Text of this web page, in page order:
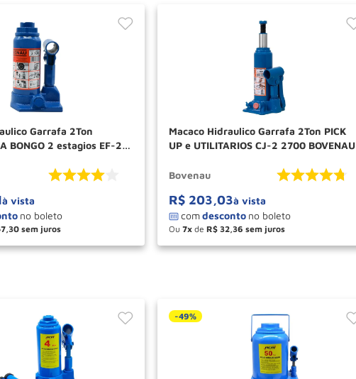
Garrafa 2Ton
BONGO 2 estagios EF-2K
à vista
, 30
＋ COMPRAR
Macaco Hidraulico Garrafa 2Ton PICK
UP e UTILITARIOS CJ-2 2700 BOVENAU
Bovenau
R$ 203,03à vista
Ou 7 de R$ 32, 36
＋
－ COMPRAR
-49%